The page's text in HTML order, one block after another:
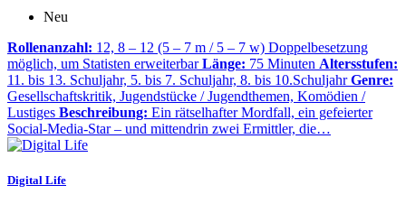
Neu
Rollenanzahl: 12, 8 – 12 (5 – 7 m / 5 – 7 w) Doppelbesetzung
möglich, um Statisten erweiterbar Länge: 75 Minuten Altersstufen:
11. bis 13. Schuljahr, 5. bis 7. Schuljahr, 8. bis 10.Schuljahr Genre:
Gesellschaftskritik, Jugendstücke / Jugendthemen, Komödien /
Lustiges Beschreibung: Ein rätselhafter Mordfall, ein gefeierter
Social-Media-Star – und mittendrin zwei Ermittler, die…
Digital Life